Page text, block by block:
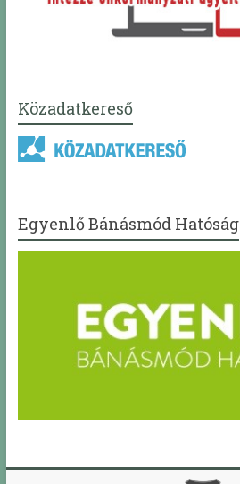
Közadatkereső
Egyenlő Bánásmód Hatóság